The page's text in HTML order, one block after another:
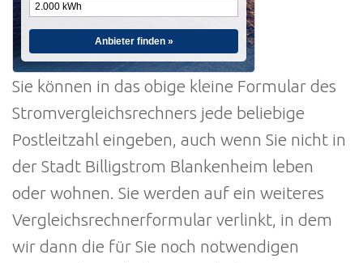
Anbieter finden »
Sie können in das obige kleine Formular des
Stromvergleichsrechners jede beliebige
Postleitzahl eingeben, auch wenn Sie nicht in
der Stadt Billigstrom Blankenheim leben
oder wohnen. Sie werden auf ein weiteres
Vergleichsrechnerformular verlinkt, in dem
wir dann die für Sie noch notwendigen